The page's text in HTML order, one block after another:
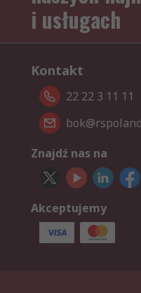
i usługach
Kontakt
22 22 3 11 11
Znajdź nas na
Akceptujemy